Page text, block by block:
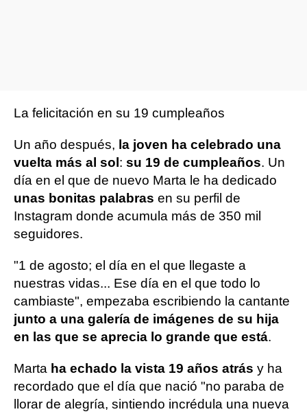
La felicitación en su 19 cumpleaños
Un año después, la joven ha celebrado una
vuelta más al sol : su 19 de cumpleaños. Un
día en el que de nuevo Marta le ha dedicado
unas bonitas palabras en su perfil de
Instagram donde acumula más de 350 mil
seguidores.
"1 de agosto; el día en el que llegaste a
nuestras vidas... Ese día en el que todo lo
cambiaste", empezaba escribiendo la cantante
junto a una galería de imágenes de su hija
en las que se aprecia lo grande que está.
Marta ha echado la vista 19 años atrás y ha
recordado que el día que nació "no paraba de
llorar de alegría, sintiendo incrédula una nueva